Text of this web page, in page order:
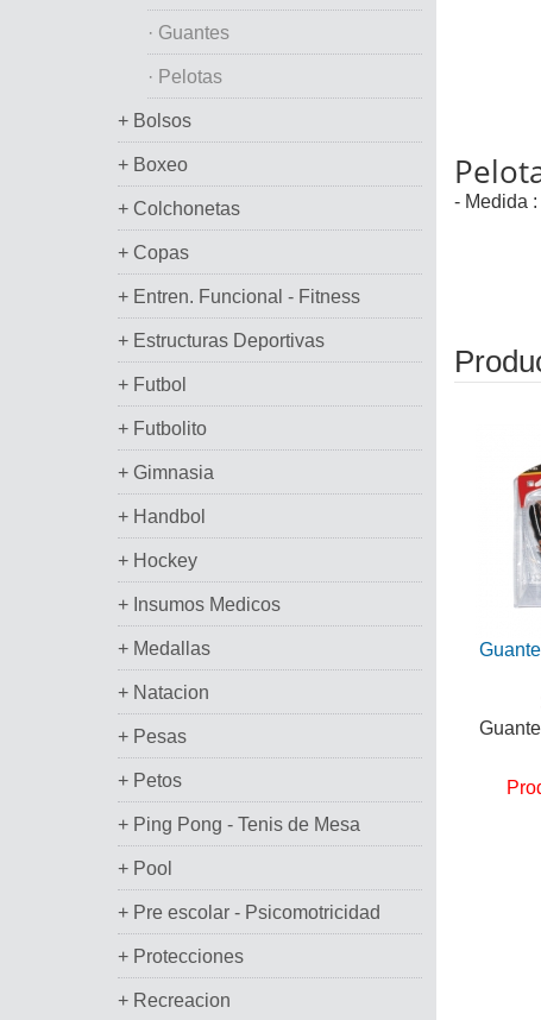
· Guantes
· Pelotas
+ Bolsos
+ Boxeo
+ Colchonetas
+ Copas
+ Entren. Funcional - Fitness
+ Estructuras Deportivas
+ Futbol
+ Futbolito
+ Gimnasia
+ Handbol
+ Hockey
+ Insumos Medicos
+ Medallas
+ Natacion
+ Pesas
+ Petos
+ Ping Pong - Tenis de Mesa
+ Pool
+ Pre escolar - Psicomotricidad
+ Protecciones
+ Recreacion
- Medida :